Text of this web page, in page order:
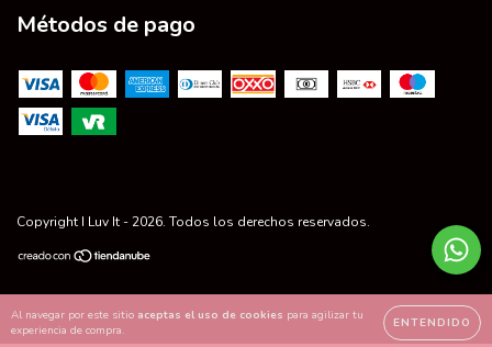
Al navegar por este sitio aceptas el uso de cookies para agilizar tu
experiencia de compra.
ENTENDIDO
Métodos de pago
Copyright I Luv It - 2026. Todos los derechos reservados.